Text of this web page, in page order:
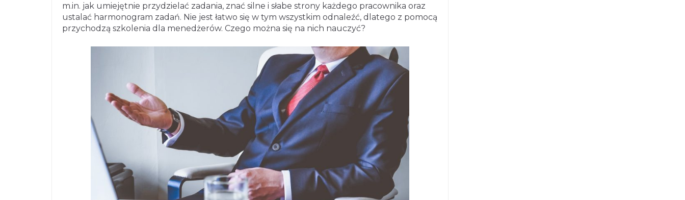
m.in. jak umiejętnie przydzielać zadania, znać silne i słabe strony każdego pracownika oraz
ustalać harmonogram zadań. Nie jest łatwo się w tym wszystkim odnaleźć, dlatego z pomocą
przychodzą szkolenia dla menedżerów. Czego można się na nich nauczyć?